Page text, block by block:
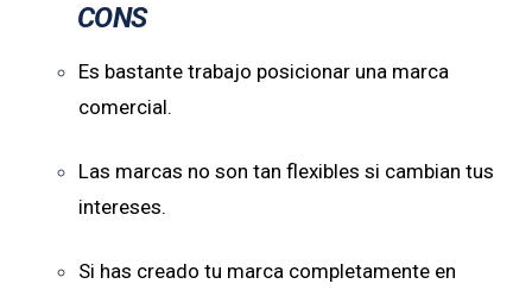
CONS
Es bastante trabajo posicionar una marca
comercial.
Las marcas no son tan flexibles si cambian tus
intereses.
Si has creado tu marca completamente en